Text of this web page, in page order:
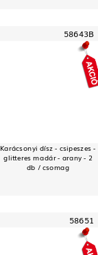
58643B
Karácsonyi dísz - csipeszes -
glitteres madár - arany - 2
db / csomag
58651